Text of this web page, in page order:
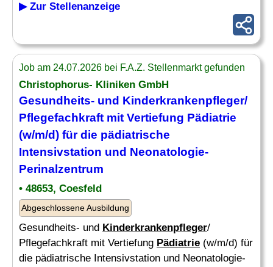
▶ Zur Stellenanzeige
Job am 24.07.2026 bei F.A.Z. Stellenmarkt gefunden
Christophorus- Kliniken GmbH
Gesundheits- und Kinderkrankenpfleger/
Pflegefachkraft mit Vertiefung Pädiatrie
(w/m/d) für die pädiatrische
Intensivstation und Neonatologie-
Perinalzentrum
• 48653, Coesfeld
Abgeschlossene Ausbildung
Gesundheits- und Kinderkrankenpfleger/
Pflegefachkraft mit Vertiefung Pädiatrie (w/m/d) für
die pädiatrische Intensivstation und Neonatologie-